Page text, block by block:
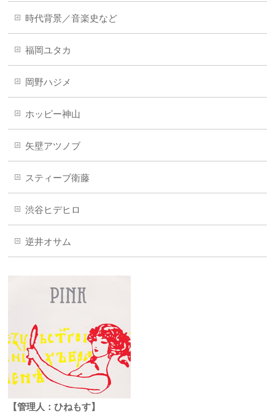
時代背景／音楽史など
福岡ユタカ
岡野ハジメ
ホッピー神山
矢壁アツノブ
スティーブ衛藤
渋谷ヒデヒロ
逆井オサム
【管理人：ひねもす】